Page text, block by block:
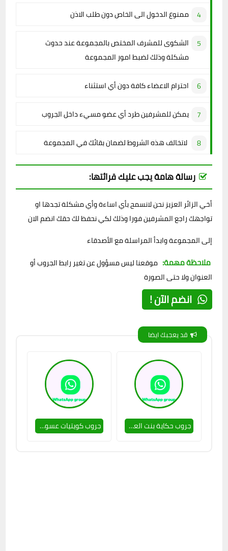
ممنوع الدخول الى الخاص دون طلب الاذن
الشكوى للمشرف المختص بالمجموعة عند حدوث
مشكلة وذلك لضبط امور المجموعة
احترام الاعضاء كافة دون أي استثناء
يمكن للمشرفين طرد أي عضو مسيء داخل الجروب
لاتخالف هذه الشروط لضمان بقائك في المجموعة
رسالة هامة يجب عليك قرائتها:
أخي الزائر العزيز نحن لانسمح بأي اساءة وأي مشكلة تجدها او
تواجهك راجع المشرفين فورا وذلك لكي نحفظ لك حقك انضم الان
إلى المجموعة وابدأ المراسلة مع الأصدقاء
ملاحظة مهمة: موقعنا ليس مسؤول عن تغير رابط الجروب أو
العنوان ولا حتى الصورة
انضم الآن !
قد يعجبك ايضا
جروب حكاية بنت العشرين 🥵🔥 جروب كويتيات عسولات 🥵🔥